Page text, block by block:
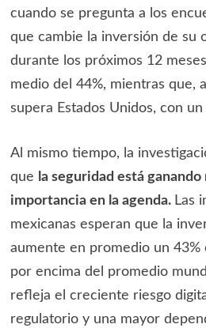
cuando se pregunta a los
que cambie la inversión de su
durante los próximos 12
medio del 44%, mientras que,
supera Estados Unidos, con
Al mismo tiempo, la
que la seguridad está
importancia en la agenda. Las
mexicanas esperan que la
aumente en promedio un 43%
por encima del promedio
refleja el creciente riesgo
regulatorio y una mayor